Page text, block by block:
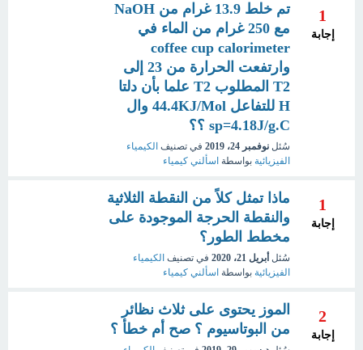
1
إجابة
تم خلط 13.9 غرام من NaOH
مع 250 غرام من الماء في
coffee cup calorimeter
وارتفعت الحرارة من 23 إلى
T2 المطلوب T2 علما بأن دلتا
H للتفاعل 44.4KJ/Mol وال
sp=4.18J/g.C ؟؟
سُئل نوفمبر 24، 2019 في تصنيف الكيمياء
الفيزيائية بواسطة اسألني كيمياء
1
إجابة
ماذا تمثل كلاً من النقطة الثلاثية
والنقطة الحرجة الموجودة على
مخطط الطور؟
سُئل أبريل 21، 2020 في تصنيف الكيمياء
الفيزيائية بواسطة اسألني كيمياء
2
إجابة
الموز يحتوى على ثلاث نظائر
من البوتاسيوم ؟ صح أم خطأ ؟